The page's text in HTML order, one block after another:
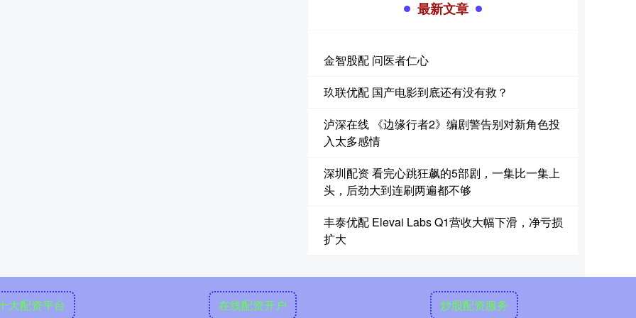
最新文章
金智股配 问医者仁心
玖联优配 国产电影到底还有没有救？
泸深在线 《边缘行者2》编剧警告别对新角色投
入太多感情
深圳配资 看完心跳狂飙的5部剧，一集比一集上
头，后劲大到连刷两遍都不够
丰泰优配 Elevai Labs Q1营收大幅下滑，净亏损
扩大
大配资平台 在线配资开户 炒股配资服务